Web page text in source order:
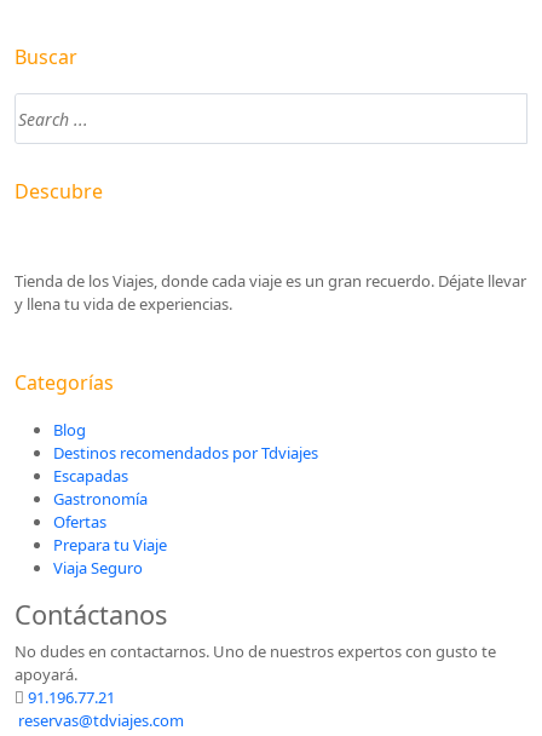
Buscar
Descubre
Tienda de los Viajes, donde cada viaje es un gran recuerdo. Déjate llevar
y llena tu vida de experiencias.
Categorías
Blog
Destinos recomendados por Tdviajes
Escapadas
Gastronomía
Ofertas
Prepara tu Viaje
Viaja Seguro
Contáctanos
No dudes en contactarnos. Uno de nuestros expertos con gusto te
apoyará.
91.196.77.21
reservas@tdviajes.com